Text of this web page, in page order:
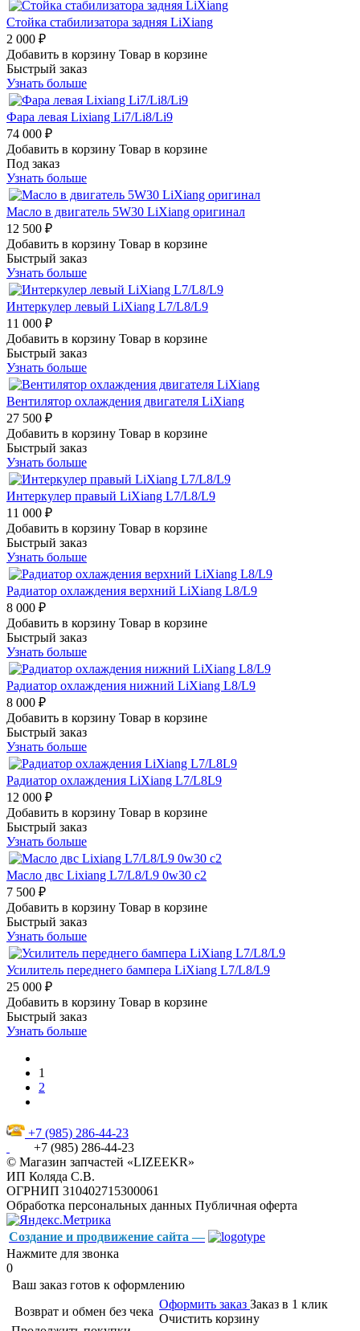
Стойка стабилизатора задняя LiXiang
2 000 ₽
Добавить в корзину Товар в корзине
Быстрый заказ
Узнать больше
Фара левая Lixiang Li7/Li8/Li9
74 000 ₽
Добавить в корзину Товар в корзине
Под заказ
Узнать больше
Масло в двигатель 5W30 LiXiang оригинал
12 500 ₽
Добавить в корзину Товар в корзине
Быстрый заказ
Узнать больше
Интеркулер левый LiXiang L7/L8/L9
11 000 ₽
Добавить в корзину Товар в корзине
Быстрый заказ
Узнать больше
Вентилятор охлаждения двигателя LiXiang
27 500 ₽
Добавить в корзину Товар в корзине
Быстрый заказ
Узнать больше
Интеркулер правый LiXiang L7/L8/L9
11 000 ₽
Добавить в корзину Товар в корзине
Быстрый заказ
Узнать больше
Радиатор охлаждения верхний LiXiang L8/L9
8 000 ₽
Добавить в корзину Товар в корзине
Быстрый заказ
Узнать больше
Радиатор охлаждения нижний LiXiang L8/L9
8 000 ₽
Добавить в корзину Товар в корзине
Быстрый заказ
Узнать больше
Радиатор охлаждения LiXiang L7/L8L9
12 000 ₽
Добавить в корзину Товар в корзине
Быстрый заказ
Узнать больше
Мacло двс Liхiаng L7/L8/L9 0w30 c2
7 500 ₽
Добавить в корзину Товар в корзине
Быстрый заказ
Узнать больше
Усилитель переднего бампера LiXiang L7/L8/L9
25 000 ₽
Добавить в корзину Товар в корзине
Быстрый заказ
Узнать больше
1
2
+7 (985) 286-44-23
+7 (985) 286-44-23
© Магазин запчастей «LIZEEKR»
ИП Коляда С.В.
ОГРНИП 310402715300061
Обработка персональных данных Публичная оферта
Создание и продвижение сайта —
Нажмите для звонка
0
Ваш заказ готов к оформлению
Возврат и обмен без чека
Оформить заказ Заказ в 1 клик
Очистить корзину